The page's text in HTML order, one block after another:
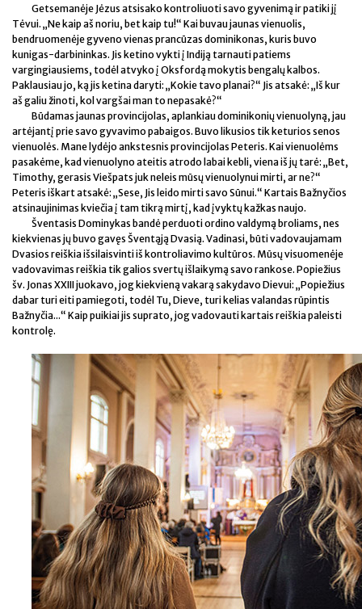
Getsemanėje Jėzus atsisako kontroliuoti savo gyvenimą ir patiki jį
Tėvui. „Ne kaip aš noriu, bet kaip tu!“ Kai buvau jaunas vienuolis,
bendruomenėje gyveno vienas prancūzas dominikonas, kuris buvo
kunigas-darbininkas. Jis ketino vykti į Indiją tarnauti patiems
vargingiausiems, todėl atvyko į Oksfordą mokytis bengalų kalbos.
Paklausiau jo, ką jis ketina daryti: „Kokie tavo planai?“ Jis atsakė: „Iš kur
aš galiu žinoti, kol vargšai man to nepasakė?“
Būdamas jaunas provincijolas, aplankiau dominikonių vienuolyną, jau
artėjantį prie savo gyvavimo pabaigos. Buvo likusios tik keturios senos
vienuolės. Mane lydėjo ankstesnis provincijolas Peteris. Kai vienuolėms
pasakėme, kad vienuolyno ateitis atrodo labai kebli, viena iš jų tarė: „Bet,
Timothy, gerasis Viešpats juk neleis mūsų vienuolynui mirti, ar ne?“
Peteris iškart atsakė: „Sese, Jis leido mirti savo Sūnui.“ Kartais Bažnyčios
atsinaujinimas kviečia į tam tikrą mirtį, kad įvyktų kažkas naujo.
Šventasis Dominykas bandė perduoti ordino valdymą broliams, nes
kiekvienas jų buvo gavęs Šventąją Dvasią. Vadinasi, būti vadovaujamam
Dvasios reiškia išsilaisvinti iš kontroliavimo kultūros. Mūsų visuomenėje
vadovavimas reiškia tik galios svertų išlaikymą savo rankose. Popiežius
šv. Jonas XXIII juokavo, jog kiekvieną vakarą sakydavo Dievui: „Popiežius
dabar turi eiti pamiegoti, todėl Tu, Dieve, turi kelias valandas rūpintis
Bažnyčia...“ Kaip puikiai jis suprato, jog vadovauti kartais reiškia paleisti
kontrolę.